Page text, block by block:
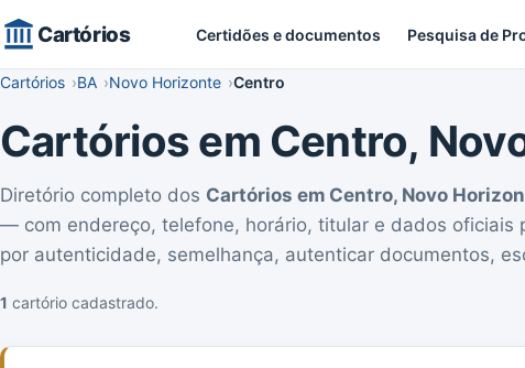
Cartórios Certidões e documentos Pesquisa de
Cartórios BA Novo Horizonte Centro
Cartórios em Centro,
Diretório completo dos Cartórios em Centro, Novo
— com endereço, telefone, horário, titular e dados oficiais
por autenticidade, semelhança, autenticar documentos,
1 cartório cadastrado.